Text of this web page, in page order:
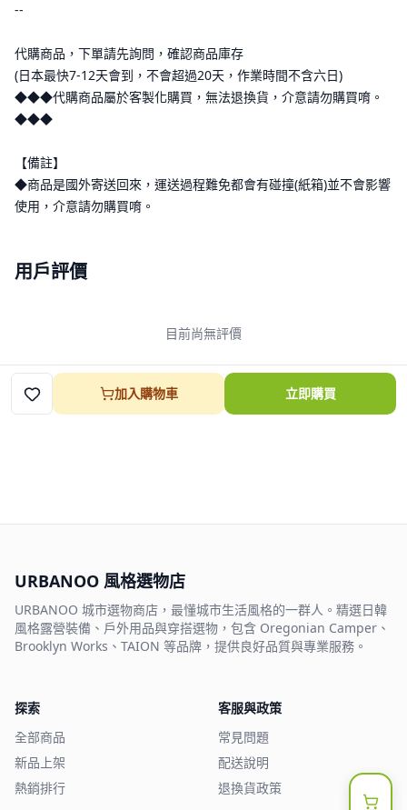
--
代購商品，下單請先詢問，確認商品庫存
(日本最快7-12天會到，不會超過20天，作業時間不含六日)
◆◆◆代購商品屬於客製化購買，無法退換貨，介意請勿購買唷。
◆◆◆
【備註】
◆商品是國外寄送回來，運送過程難免都會有碰撞(紙箱)並不會影響
使用，介意請勿購買唷。
用戶評價
目前尚無評價
加入購物車 立即購買
URBANOO 風格選物店
URBANOO 城市選物商店，最懂城市生活風格的一群人。精選日韓
風格露營裝備、戶外用品與穿搭選物，包含 Oregonian Camper、
Brooklyn Works、TAION 等品牌，提供良好品質與專業服務。
探索
全部商品
新品上架
熱銷排行
客服與政策
常見問題
配送說明
退換貨政策